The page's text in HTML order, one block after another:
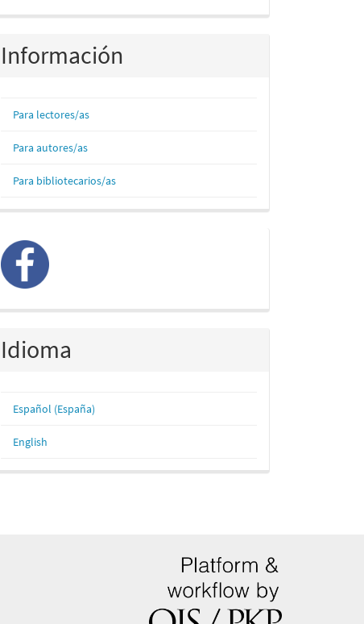
Información
Para lectores/as
Para autores/as
Para bibliotecarios/as
facebook
Idioma
Español (España)
English